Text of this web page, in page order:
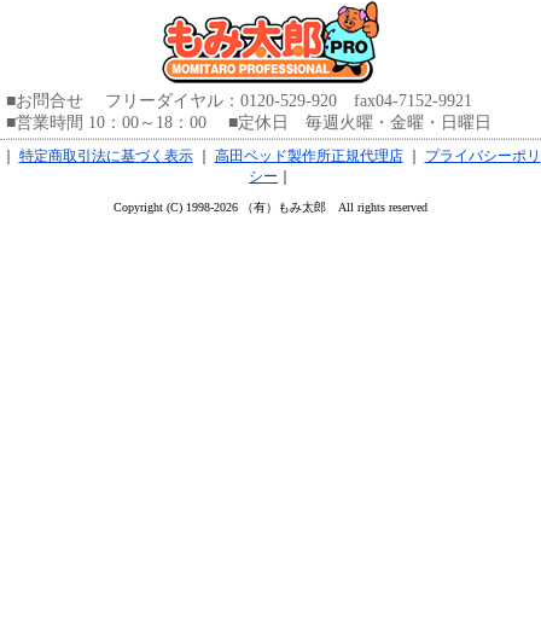
■お問合せ フリーダイヤル：0120-529-920 fax04-7152-9921
■営業時間 10：00～18：00 ■定休日 毎週火曜・金曜・日曜日
特定商取引法に基づく表示｜ 高田ベッド製作所正規代理店｜
プライバシーポリ
シー
Copyright (C) 1998-2026 （有）もみ太郎 All rights reserved